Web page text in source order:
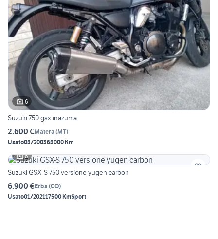
6
Suzuki 750 gsx inazuma
2.600 €Matera (MT)
Usato05/200365000 Km
6
Suzuki GSX-S 750 versione yugen carbon
6.900 €Erba (CO)
Usato01/202117500 KmSport